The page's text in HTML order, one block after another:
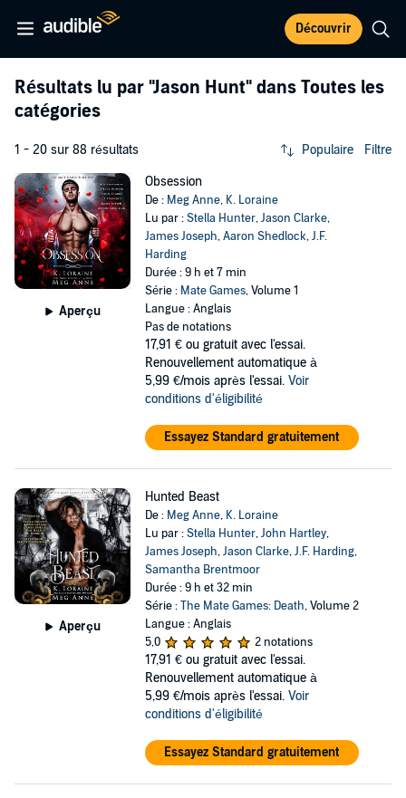
Découvrir
Résultats lu par "Jason Hunt" dans Toutes les
catégories
1 - 20 sur 88 résultats Populaire Filtre
Aperçu
Obsession
De : Meg Anne, K. Loraine
Lu par :Stella Hunter,Jason Clarke,
James Joseph,Aaron Shedlock,J.F.
Harding
Durée : 9 h et 7 min
Série : Mate Games, Volume 1
Langue : Anglais
Pas de notations
17,91 € ou gratuit avec l'essai.
Renouvellement automatique à
5,99 €/mois après l'essai. Voir
conditions d'éligibilité
Essayez Standard gratuitement
Aperçu
Hunted Beast
De : Meg Anne, K. Loraine
Lu par :Stella Hunter,John Hartley,
James Joseph,Jason Clarke,J.F. Harding,
Samantha Brentmoor
Durée : 9 h et 32 min
Série :The Mate Games: Death, Volume 2
Langue : Anglais
5,0
2 notations
17,91 € ou gratuit avec l'essai.
Renouvellement automatique à
5,99 €/mois après l'essai. Voir
conditions d'éligibilité
Essayez Standard gratuitement